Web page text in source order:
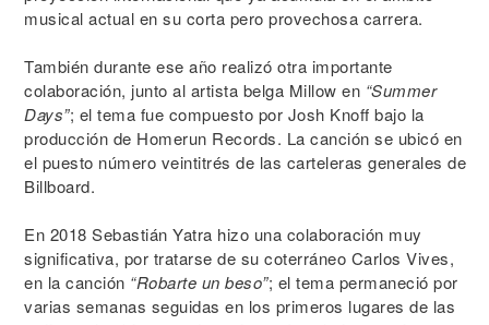
musical actual en su corta pero provechosa carrera.
También durante ese año realizó otra importante
colaboración, junto al artista belga Millow en “Summer
Days”; el tema fue compuesto por Josh Knoff bajo la
producción de Homerun Records. La canción se ubicó en
el puesto número veintitrés de las carteleras generales de
Billboard.
En 2018 Sebastián Yatra hizo una colaboración muy
significativa, por tratarse de su coterráneo Carlos Vives,
en la canción “Robarte un beso”; el tema permaneció por
varias semanas seguidas en los primeros lugares de las